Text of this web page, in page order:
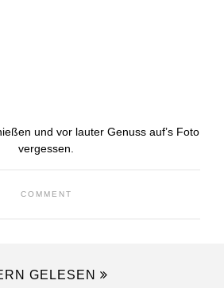
und vor lauter Genuss auf’s Foto
vergessen.
COMMENT
GELESEN